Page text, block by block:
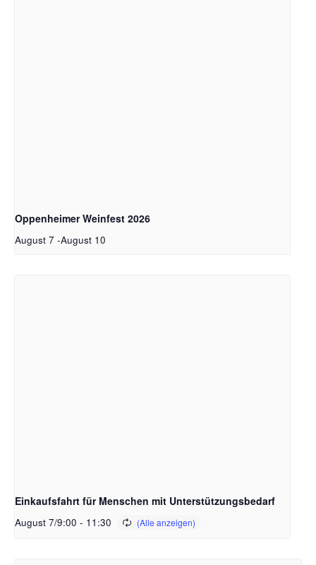
Oppenheimer Weinfest 2026
August 7 -August 10
Einkaufsfahrt für Menschen mit Unterstützungsbedarf
August 7/9:00 - 11:30